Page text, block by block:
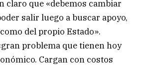
claro que «debemos cambiar
salir luego a buscar apoyo,
del propio Estado».
problema que tienen hoy
Cargan con costos